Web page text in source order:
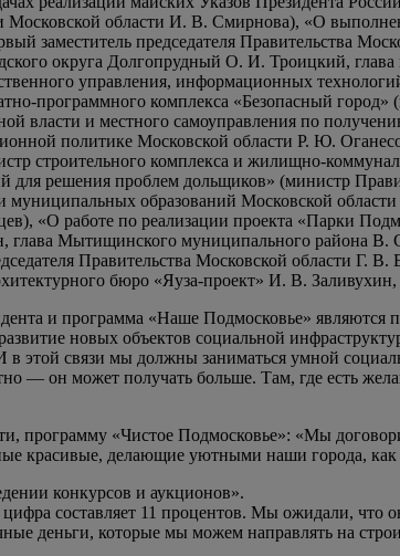
области И. В. Смирнова), «О
заместитель председателя Правительства
округа Долгопрудный О. И. Троицкий,
управления, информационных
программного комплекса «Безопасный
власти и местного самоуправления по
политике Московской области Р. Ю.
строительного комплекса и жилищно-
для решения проблем дольщиков» (министр
образований Московской
«О работе по реализации проекта «Парки
Мытищинского муниципального района В. С.
Правительства Московской области Г.
бюро «Яуза-проект» И. В.
и программа «Наше Подмосковье» являются
новых объектов социальной
этой связи мы должны заниматься умной
— он может получать больше. Там, где есть
программу «Чистое Подмосковье»: «Мы
красивые, делающие уютными наши города,
конкурсов и аукционов».
составляет 11 процентов. Мы ожидали,
деньги, которые мы можем направлять на